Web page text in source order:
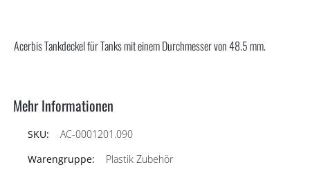
Acerbis Tankdeckel für Tanks mit einem Durchmesser von 48.5 mm.
Mehr Informationen
AC-0001201.090
Plastik Zubehör